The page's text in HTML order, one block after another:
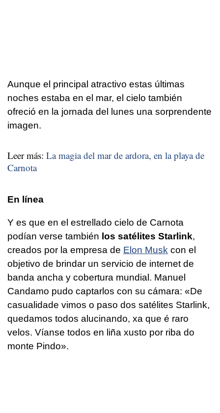
Aunque el principal atractivo estas últimas
noches estaba en el mar, el cielo también
ofreció en la jornada del lunes una sorprendente
imagen.
Leer más: La magia del mar de ardora, en la playa de
Carnota
En línea
Y es que en el estrellado cielo de Carnota
podían verse también los satélites Starlink,
creados por la empresa de Elon Musk con el
objetivo de brindar un servicio de internet de
banda ancha y cobertura mundial. Manuel
Candamo pudo captarlos con su cámara: «De
casualidade vimos o paso dos satélites Starlink,
quedamos todos alucinando, xa que é raro
velos. Víanse todos en liña xusto por riba do
monte Pindo».